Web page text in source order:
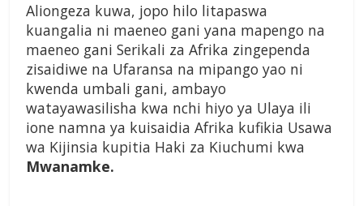
Aliongeza kuwa, jopo hilo litapaswa
kuangalia ni maeneo gani yana mapengo na
maeneo gani Serikali za Afrika zingependa
zisaidiwe na Ufaransa na mipango yao ni
kwenda umbali gani, ambayo
watayawasilisha kwa nchi hiyo ya Ulaya ili
ione namna ya kuisaidia Afrika kufikia Usawa
wa Kijinsia kupitia Haki za Kiuchumi kwa
Mwanamke.